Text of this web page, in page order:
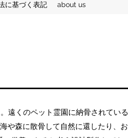
に基づく表記 about us
遠くのペット霊園に納骨されている
や森に散骨して自然に還したり、お